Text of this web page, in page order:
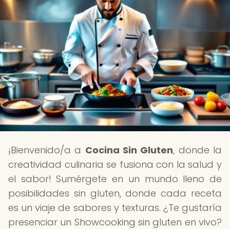
¡Bienvenido/a a Cocina Sin Gluten, donde la
creatividad culinaria se fusiona con la salud y
el sabor! Sumérgete en un mundo lleno de
posibilidades sin gluten, donde cada receta
es un viaje de sabores y texturas. ¿Te gustaría
presenciar un Showcooking sin gluten en vivo?